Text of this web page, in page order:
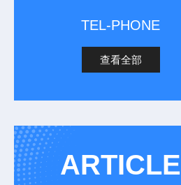
TEL-PHONE
查看全部
ARTICLE